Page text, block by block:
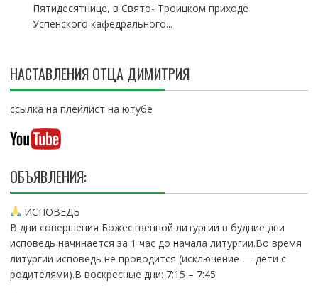
Пятидесятнице, в Свято- Троицком приходе
Успенского кафедрального...
НАСТАВЛЕНИЯ ОТЦА ДИМИТРИЯ
ссылка на плейлист на ютубе
ОБЪЯВЛЕНИЯ:
ИСПОВЕДЬ
В дни совершения Божественной литургии в будние дни
исповедь начинается за 1 час до начала литургии.Во время
литургии исповедь не проводится (исключение — дети с
родителями).В воскресные дни: 7:15 – 7:45